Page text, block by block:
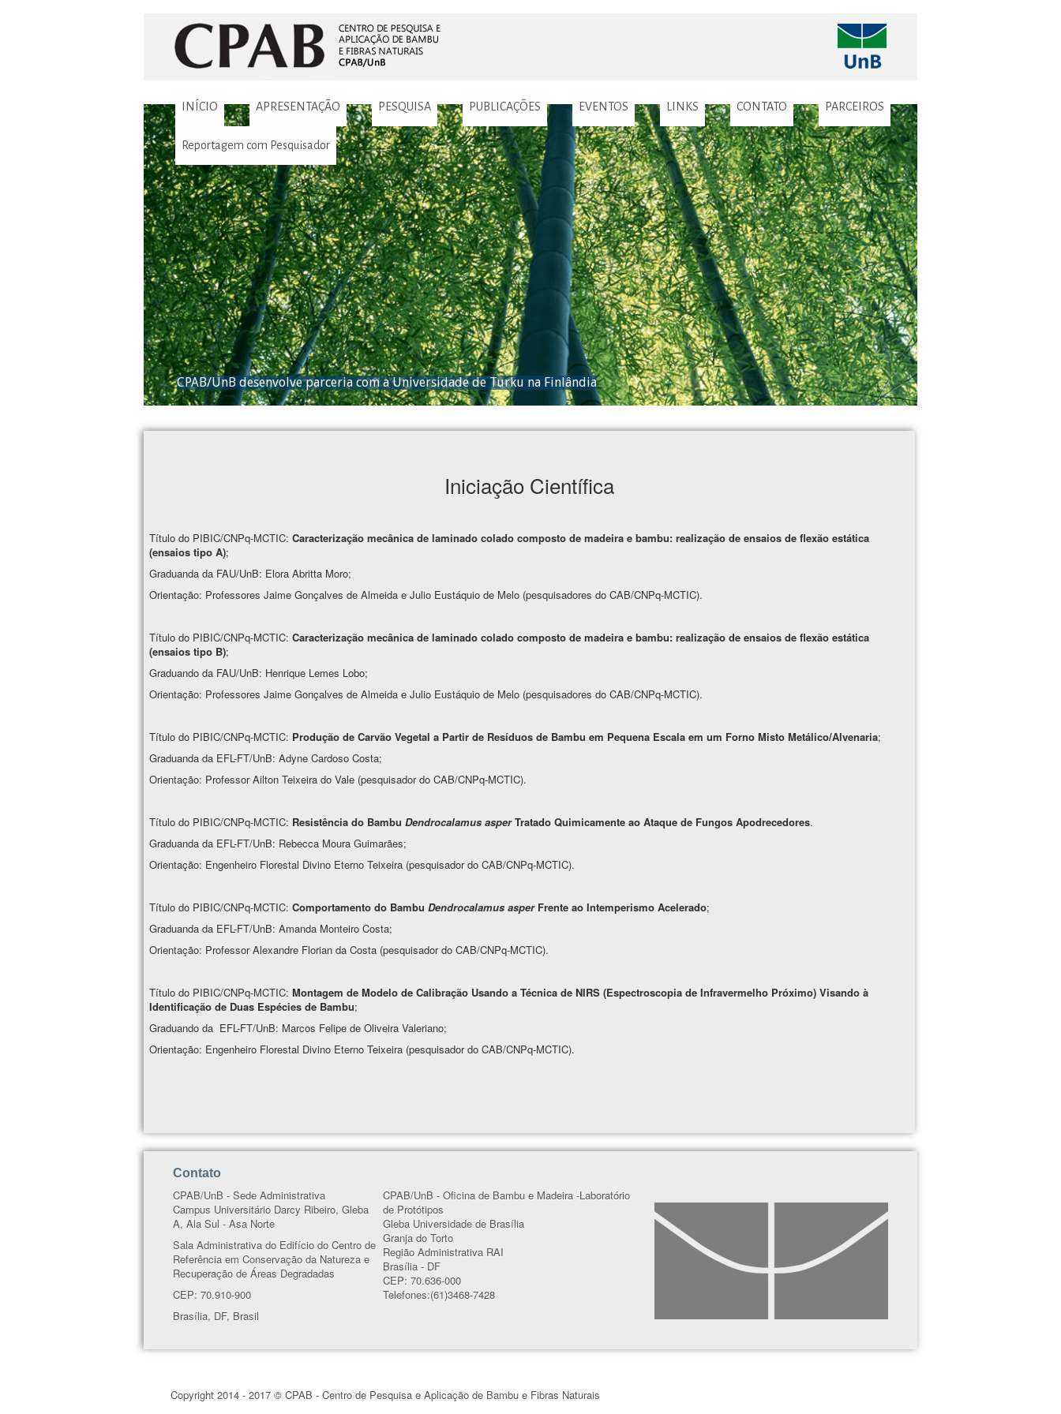
INÍCIO APRESENTAÇÃO PESQUISA PUBLICAÇÕES EVENTOS LINKS CONTATO PARCEIROS
Reportagem com Pesquisador
CPAB/UnB desenvolve parceria com a Universidade de Turku na Finlândia
Iniciação Científica
Título do PIBIC/CNPq-MCTIC: Caracterização mecânica de laminado colado composto de madeira e bambu: realização de ensaios de flexão estática
(ensaios tipo A);
Graduanda da FAU/UnB: Elora Abritta Moro;
Orientação: Professores Jaime Gonçalves de Almeida e Julio Eustáquio de Melo (pesquisadores do CAB/CNPq-MCTIC).
Título do PIBIC/CNPq-MCTIC: Caracterização mecânica de laminado colado composto de madeira e bambu: realização de ensaios de flexão estática
(ensaios tipo B);
Graduando da FAU/UnB: Henrique Lemes Lobo;
Orientação: Professores Jaime Gonçalves de Almeida e Julio Eustáquio de Melo (pesquisadores do CAB/CNPq-MCTIC).
Título do PIBIC/CNPq-MCTIC: Produção de Carvão Vegetal a Partir de Resíduos de Bambu em Pequena Escala em um Forno Misto Metálico/Alvenaria;
Graduanda da EFL-FT/UnB: Adyne Cardoso Costa;
Orientação: Professor Ailton Teixeira do Vale (pesquisador do CAB/CNPq-MCTIC).
Título do PIBIC/CNPq-MCTIC: Resistência do Bambu Dendrocalamus asperTratado Quimicamente ao Ataque de Fungos Apodrecedores.
Graduanda da EFL-FT/UnB: Rebecca Moura Guimarães;
Orientação: Engenheiro Florestal Divino Eterno Teixeira (pesquisador do CAB/CNPq-MCTIC).
Título do PIBIC/CNPq-MCTIC: Comportamento do Bambu Dendrocalamus asperFrente ao Intemperismo Acelerado;
Graduanda da EFL-FT/UnB: Amanda Monteiro Costa;
Orientação: Professor Alexandre Florian da Costa (pesquisador do CAB/CNPq-MCTIC).
Título do PIBIC/CNPq-MCTIC: Montagem de Modelo de Calibração Usando a Técnica de NIRS (Espectroscopia de Infravermelho Próximo) Visando à
Identificação de Duas Espécies de Bambu;
Graduando da EFL-FT/UnB: Marcos Felipe de Oliveira Valeriano;
Orientação: Engenheiro Florestal Divino Eterno Teixeira (pesquisador do CAB/CNPq-MCTIC).
Contato
CPAB/UnB - Sede Administrativa
Campus Universitário Darcy Ribeiro, Gleba
A, Ala Sul - Asa Norte
Sala Administrativa do Edifício do Centro de
Referência em Conservação da Natureza e
Recuperação de Áreas Degradadas
CEP: 70.910-900
Brasília, DF, Brasil
CPAB/UnB - Oficina de Bambu e Madeira -Laboratório
de Protótipos
Gleba Universidade de Brasília
Granja do Torto
Região Administrativa RAI
Brasília - DF
CEP: 70.636-000
Telefones:(61)3468-7428
Copyright 2014 - 2017 © CPAB - Centro de Pesquisa e Aplicação de Bambu e Fibras Naturais